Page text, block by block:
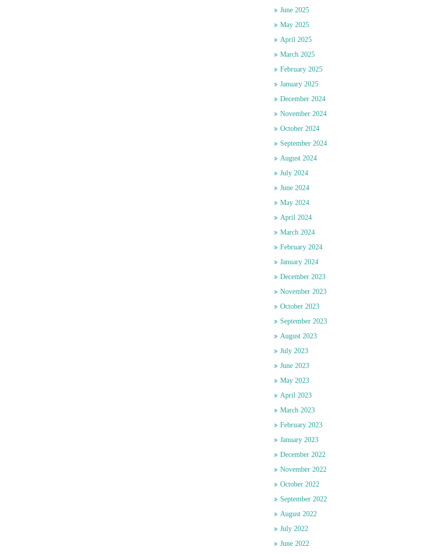
June 2025
May 2025
April 2025
March 2025
February 2025
January 2025
December 2024
November 2024
October 2024
September 2024
August 2024
July 2024
June 2024
May 2024
April 2024
March 2024
February 2024
January 2024
December 2023
November 2023
October 2023
September 2023
August 2023
July 2023
June 2023
May 2023
April 2023
March 2023
February 2023
January 2023
December 2022
November 2022
October 2022
September 2022
August 2022
July 2022
June 2022